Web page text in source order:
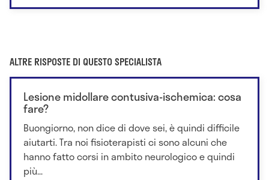
ALTRE RISPOSTE DI QUESTO SPECIALISTA
Lesione midollare contusiva-ischemica: cosa
fare?
Buongiorno, non dice di dove sei, è quindi difficile
aiutarti. Tra noi fisioterapisti ci sono alcuni che
hanno fatto corsi in ambito neurologico e quindi
più...